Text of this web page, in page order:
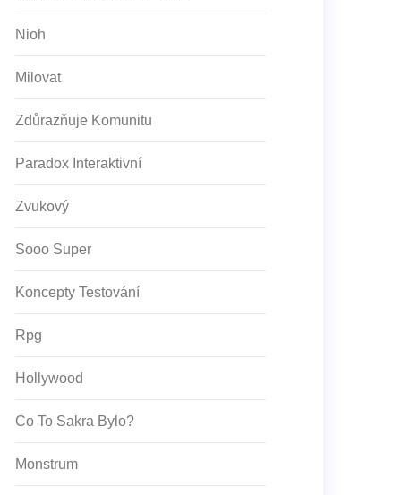
Nioh
Milovat
Zdůrazňuje Komunitu
Paradox Interaktivní
Zvukový
Sooo Super
Koncepty Testování
Rpg
Hollywood
Co To Sakra Bylo?
Monstrum